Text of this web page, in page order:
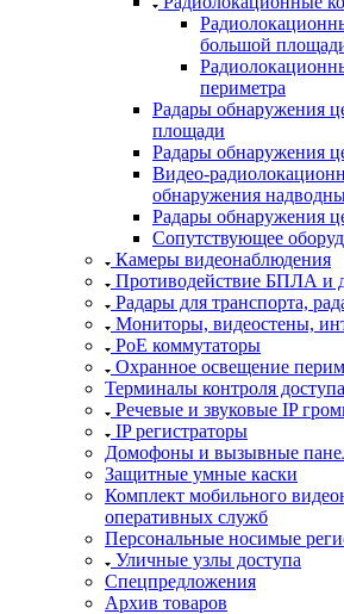
большой
периметра
Радары обнаружения
площади
Радары обнаружения
Видео-
обнаружения
Радары обнаружения
Сопутствующее
Камеры видеонаблюдения
Противодействие БПЛА и
Радары для транспорта,
Мониторы, видеостены,
РоЕ коммутаторы
Охранное освещение
Терминалы контроля доступа
Речевые и звуковые IP
IP регистраторы
Домофоны и вызывные
Защитные умные каски
Комплект мобильного
оперативных служб
Персональные носимые
Уличные узлы доступа
Спецпредложения
Архив товаров